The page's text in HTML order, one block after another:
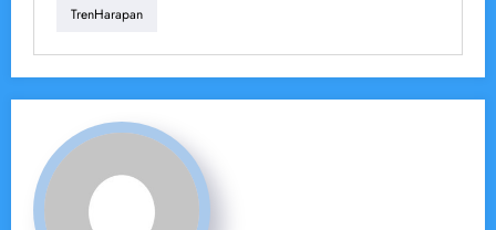
TrenHarapan